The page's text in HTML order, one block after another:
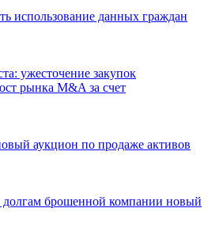
использование данных граждан
ужесточение закупок
рынка M&A за счет
аукцион по продаже активов
долгам брошенной компании новый